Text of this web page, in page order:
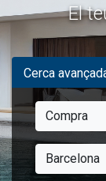
El
Cerca
Compra
Barcelona